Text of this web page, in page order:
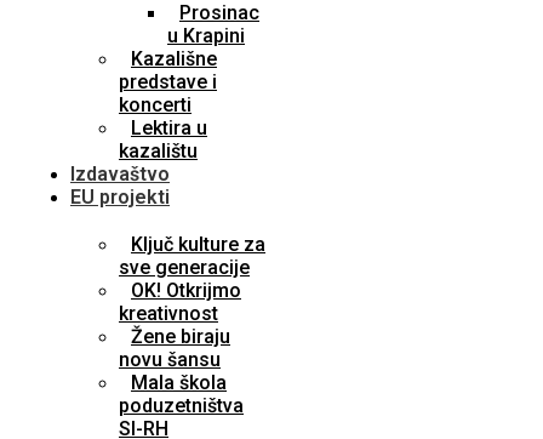
Prosinac
u Krapini
Kazališne
predstave i
koncerti
Lektira u
kazalištu
Izdavaštvo
EU projekti
Ključ kulture za
sve generacije
OK! Otkrijmo
kreativnost
Žene biraju
novu šansu
Mala škola
poduzetništva
SI-RH